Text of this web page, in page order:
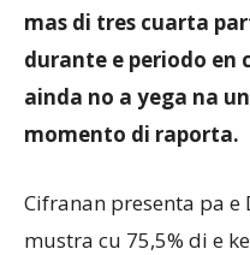
mas di tres cuarta
durante e periodo en
ainda no a yega na
momento di raporta.
Cifranan presenta pa e
mustra cu 75,5% di e